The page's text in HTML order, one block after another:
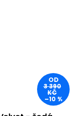
OD
3 390
KČ
–10 %